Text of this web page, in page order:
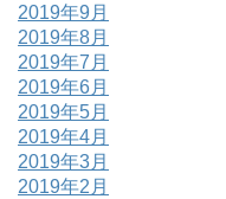
2019年9月
2019年8月
2019年7月
2019年6月
2019年5月
2019年4月
2019年3月
2019年2月